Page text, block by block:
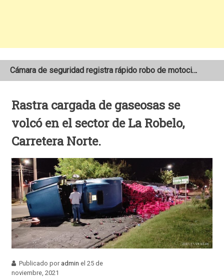
Cámara de seguridad registra rápido robo de motocicleta en el barrio Santo Domingo de Estelí
Rastra cargada de gaseosas se
volcó en el sector de La Robelo,
Carretera Norte.
Publicado por admin el 25 de
noviembre, 2021